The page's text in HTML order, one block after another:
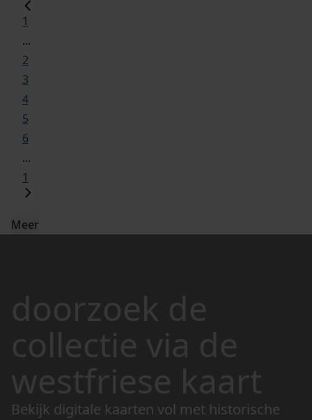
1
...
2
3
4
5
6
...
1
Meer
doorzoek de
collectie via de
westfriese kaart
Bekijk digitale kaarten vol met historische